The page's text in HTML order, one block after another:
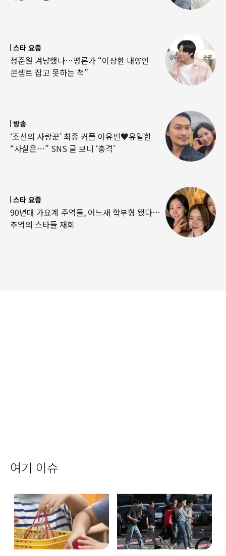
스타 요즘
정준원 겨냥했나…평론가 “이상한 내향인
콘셉트 잡고 못하는 척”
방송
‘조선의 사랑꾼’ 최종 커플 이유빈♥유일한
“사실은…” SNS 글 보니 ‘충격’
스타 요즘
90년대 가요계 주역들, 어느새 학부형 됐다…
추억의 스타들 재회
여기 이슈